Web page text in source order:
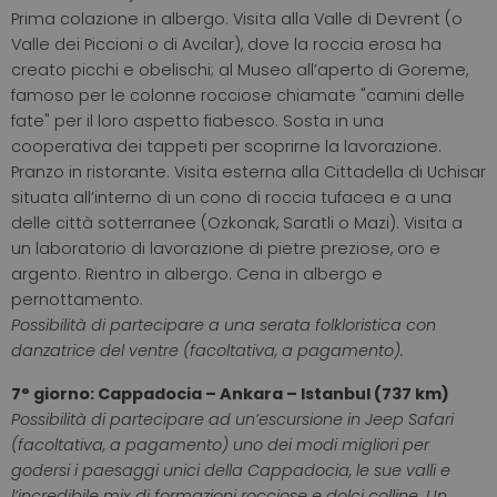
Prima colazione in albergo. Visita alla Valle di Devrent (o
Valle dei Piccioni o di Avcilar), dove la roccia erosa ha
creato picchi e obelischi; al Museo all’aperto di Goreme,
famoso per le colonne rocciose chiamate "camini delle
fate" per il loro aspetto fiabesco. Sosta in una
cooperativa dei tappeti per scoprirne la lavorazione.
Pranzo in ristorante. Visita esterna alla Cittadella di Uchisar
situata all’interno di un cono di roccia tufacea e a una
delle città sotterranee (Ozkonak, Saratli o Mazi). Visita a
un laboratorio di lavorazione di pietre preziose, oro e
argento. Rientro in albergo. Cena in albergo e
pernottamento.
Possibilità di partecipare a una serata folkloristica con
danzatrice del ventre (facoltativa, a pagamento).
7° giorno: Cappadocia – Ankara – Istanbul (737 km)
Possibilità di partecipare ad un’escursione in Jeep Safari
(facoltativa, a pagamento) uno dei modi migliori per
godersi i paesaggi unici della Cappadocia, le sue valli e